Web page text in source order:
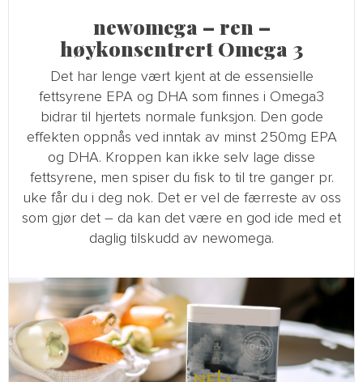
newomega – ren –
høykonsentrert Omega 3
Det har lenge vært kjent at de essensielle
fettsyrene EPA og DHA som finnes i Omega3
bidrar til hjertets normale funksjon. Den gode
effekten oppnås ved inntak av minst 250mg EPA
og DHA. Kroppen kan ikke selv lage disse
fettsyrene, men spiser du fisk to til tre ganger pr.
uke får du i deg nok. Det er vel de færreste av oss
som gjør det – da kan det være en god ide med et
daglig tilskudd av newomega.